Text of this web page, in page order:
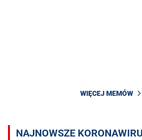
WIĘCEJ MEMÓW
NAJNOWSZE